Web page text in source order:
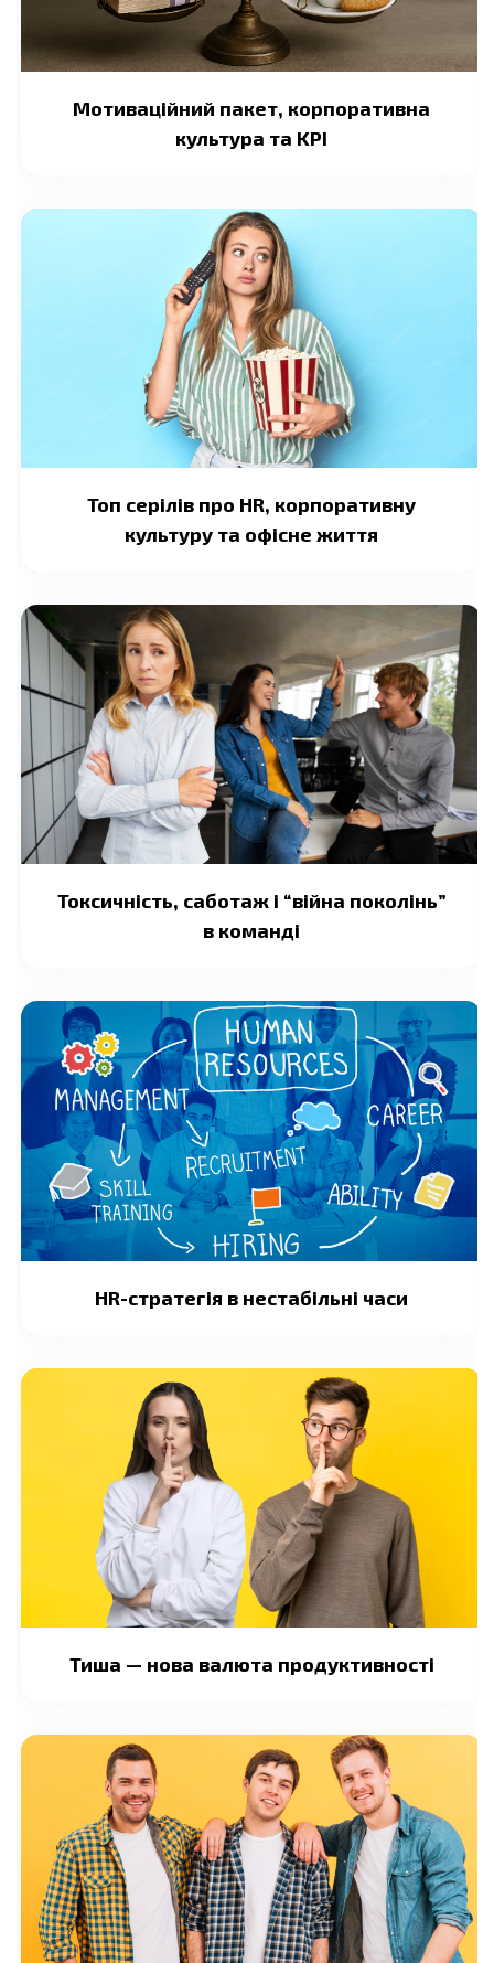
Мотиваційний пакет, корпоративна
культура та KPI
Топ серілів про HR, корпоративну
культуру та офісне життя
Токсичність, саботаж і “війна поколінь”
в команді
HR-стратегія в нестабільні часи
Тиша — нова валюта продуктивності